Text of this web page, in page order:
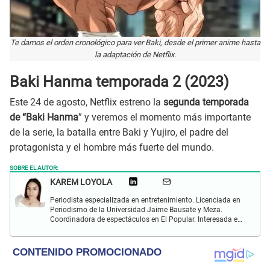
Te damos el orden cronológico para ver Baki, desde el primer anime hasta
la adaptación de Netflix.
Baki Hanma temporada 2 (2023)
Este 24 de agosto, Netflix estreno la segunda temporada
de “Baki Hanma” y veremos el momento más importante
de la serie, la batalla entre Baki y Yujiro, el padre del
protagonista y el hombre más fuerte del mundo.
SOBRE EL AUTOR:
KAREM LOYOLA
Periodista especializada en entretenimiento. Licenciada en
Periodismo de la Universidad Jaime Bausate y Meza.
Coordinadora de espectáculos en El Popular. Interesada en